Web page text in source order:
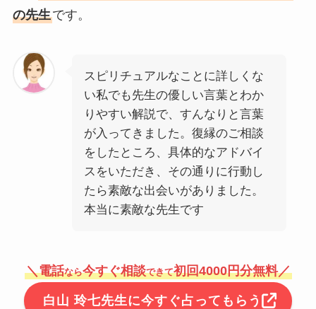
の先生です。
スピリチュアルなことに詳しくな
い私でも先生の優しい言葉とわか
りやすい解説で、すんなりと言葉
が入ってきました。復縁のご相談
をしたところ、具体的なアドバイ
スをいただき、その通りに行動し
たら素敵な出会いがありました。
本当に素敵な先生です
＼電話なら今すぐ相談できて初回4000円分無料／
白山 玲七先生に今すぐ占ってもらう